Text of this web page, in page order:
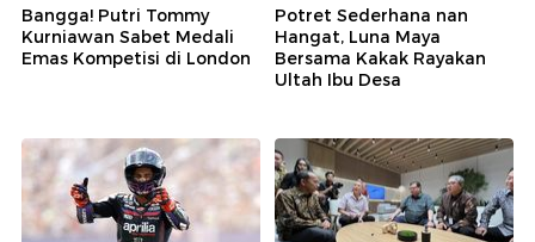
Bangga! Putri Tommy
Kurniawan Sabet Medali
Emas Kompetisi di London
Potret Sederhana nan
Hangat, Luna Maya
Bersama Kakak Rayakan
Ultah Ibu Desa